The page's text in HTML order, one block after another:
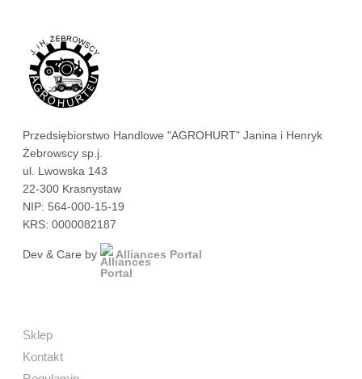
Przedsiębiorstwo Handlowe "AGROHURT" Janina i Henryk
Żebrowscy sp.j.
ul. Lwowska 143
22-300 Krasnystaw
NIP: 564-000-15-19
KRS: 0000082187
Dev & Care by Alliances Portal
Sklep
Kontakt